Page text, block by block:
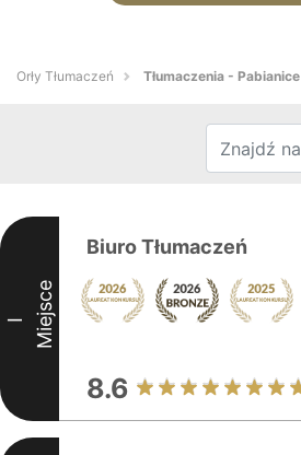
Orły Tłumaczeń Tłumaczenia - Pabianice
I Miejsce
Biuro Tłumaczeń
8.6